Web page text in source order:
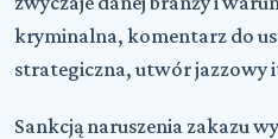
kryminalna, komentarz do
strategiczna, utwór jazzowy
Sankcją naruszenia zakazu